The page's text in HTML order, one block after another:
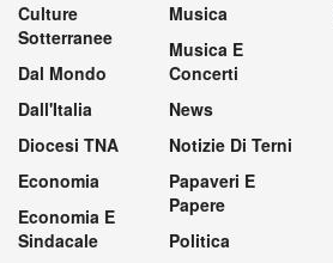
Culture
Sotterranee
Dal Mondo
Dall'Italia
Diocesi TNA
Economia
Economia E
Sindacale
Musica
Musica E
Concerti
News
Notizie Di Terni
Papaveri E
Papere
Politica